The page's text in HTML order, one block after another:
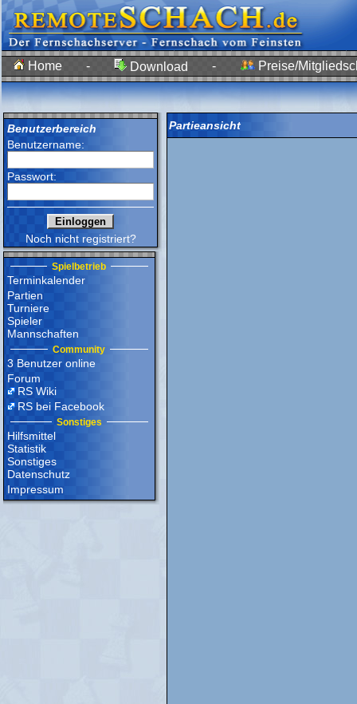
Home - Download - Preise/
Benutzerbereich
Benutzername:
Passwort:
Noch nicht registriert?
Spielbetrieb
Terminkalender
Partien
Turniere
Spieler
Mannschaften
Community
3 Benutzer online
Forum
RS Wiki
RS bei Facebook
Sonstiges
Hilfsmittel
Statistik
Sonstiges
Datenschutz
Impressum
Partieansicht